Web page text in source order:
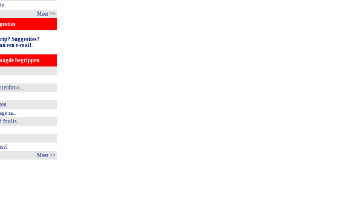
Meer >>
Suggesties?
een e-mail.
begrippen
ra...
foolis...
Meer >>